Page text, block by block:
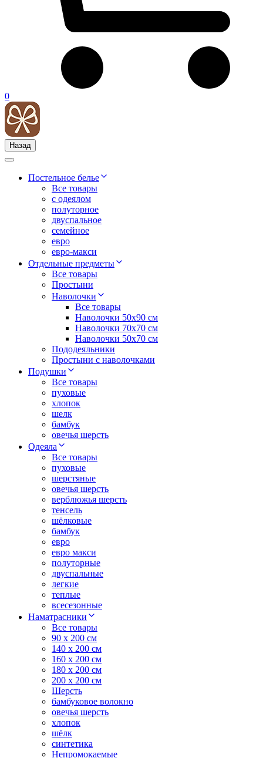
0
Назад
Постельное белье
Все товары
с одеялом
полуторное
двуспальное
семейное
евро
евро-макси
Отдельные предметы
Все товары
Простыни
Наволочки
Все товары
Наволочки 50x90 см
Наволочки 70x70 cм
Наволочки 50х70 см
Пододеяльники
Простыни с наволочками
Подушки
Все товары
пуховые
хлопок
шелк
бамбук
овечья шерсть
Одеяла
Все товары
пуховые
шерстяные
овечья шерсть
верблюжья шерсть
тенсель
шёлковые
бамбук
евро
евро макси
полуторные
двуспальные
легкие
теплые
всесезонные
Наматрасники
Все товары
90 x 200 см
140 x 200 см
160 x 200 см
180 x 200 см
200 x 200 см
Шерсть
бамбуковое волокно
овечья шерсть
хлопок
шёлк
синтетика
Непромокаемые